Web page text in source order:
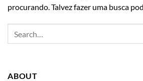
procurando. Talvez fazer uma busca
ABOUT